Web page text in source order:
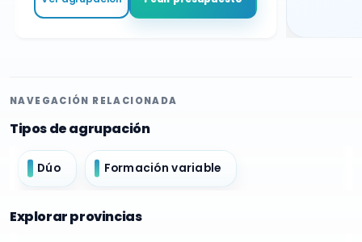
NAVEGACIÓN RELACIONADA
Tipos de agrupación
Dúo Formación variable
Explorar provincias